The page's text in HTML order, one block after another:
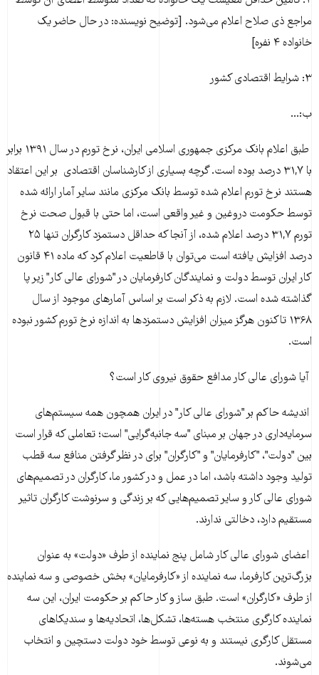
مراجع ذی صلاح اعلام می‌شود. [توضیح نویسنده: در حال حاضر یک
خانواده ۴ نفره]
۳: شرایط اقتصادی کشور
ب:...
طبق اعلام بانک مرکزی جمهوری اسلامی ایران، نرخ تورم در سال ۱۳۹۱ برابر
با ۳۱,۷ درصد بوده است. گرچه بسیاری از کارشناسان اقتصادی بر این اعتقاد
هستند نرخ تورم اعلام شده توسط بانک مرکزی مانند سایر آمار ارائه شده
توسط حکومت دروغین و غیر واقعی است، اما حتی با قبول صحت نرخ
تورم ۳۱,۷ درصد اعلام شده، از آنجا که حداقل دستمزد کارگران تنها ۲۵
درصد افزایش یافته است می‌توان با قاطعیت اعلام کرد که ماده ۴۱ قانون
کار ایران توسط دولت و نمایندگان کارفرمایان در "شورای عالی کار" زیر پا
گذاشته شده است. لازم به ذکر است بر اساس آمارهای موجود از سال
۱۳۶۸ تاکنون هرگز میزان افزایش دستمزدها به اندازه نرخ تورم کشور نبوده
است.
آیا شورای عالی کار مدافع حقوق نیروی کار است؟
اندیشه حاکم بر "شورای عالی کار" در ایران همچون همه سیستم‌های
سرمایه‌داری در جهان بر مبنای "سه جانبه‌گرایی" است؛ تعاملی که قرار است
بین "دولت"، "کارفرمایان" و "کارگران" برای در نظر گرفتن منافع سه قطب
تولید وجود داشته باشد، اما در عمل و در کشور ما، کارگران در تصمیم‌های
شورای عالی کار و سایر تصمیم‌هایی که بر زندگی و سرنوشت کارگران تاثیر
مستقیم دارد، دخالتی ندارند.
اعضای شورای عالی کار شامل پنج نماینده از طرف «دولت» به عنوان
بزرگ‌ترین کارفرما، سه نماینده از «کارفرمایان» بخش خصوصی و سه نماینده
از طرف «کارگران» است. طبق ساز و کار حاکم بر حکومت ایران، این سه
نماینده کارگری منتخب هسته‌ها، تشکل‌ها، اتحادیه‌ها و سندیکاهای
مستقل کارگری نیستند و به نوعی توسط خود دولت دستچین و انتخاب
می‌شوند.